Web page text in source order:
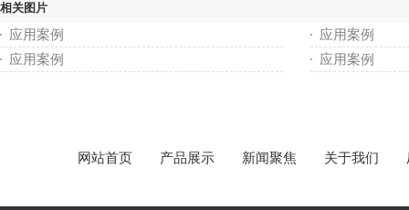
相关图片
应用案例
应用案例
应用案例
应用案例
网站首页 产品展示 新闻聚焦 关于我们